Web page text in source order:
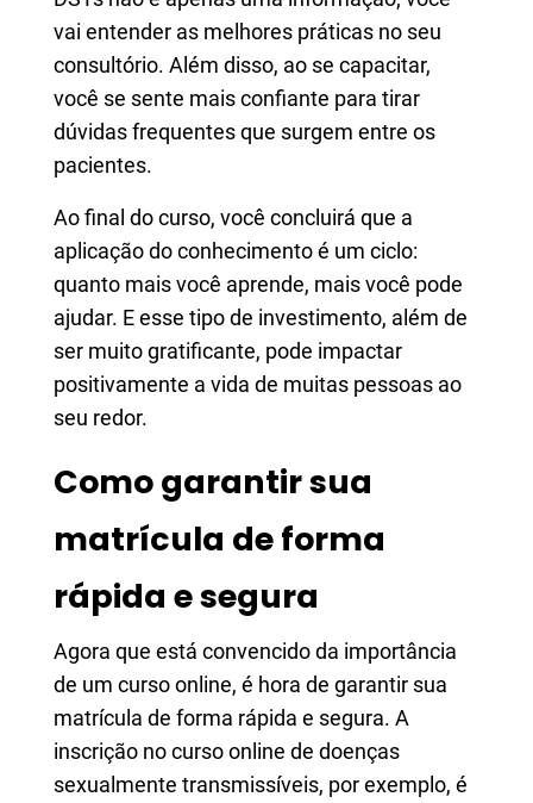
vai entender as melhores práticas no seu
consultório. Além disso, ao se capacitar,
você se sente mais confiante para tirar
dúvidas frequentes que surgem entre os
pacientes.
Ao final do curso, você concluirá que a
aplicação do conhecimento é um ciclo:
quanto mais você aprende, mais você pode
ajudar. E esse tipo de investimento, além de
ser muito gratificante, pode impactar
positivamente a vida de muitas pessoas ao
seu redor.
Como garantir sua
matrícula de forma
rápida e segura
Agora que está convencido da importância
de um curso online, é hora de garantir sua
matrícula de forma rápida e segura. A
inscrição no curso online de doenças
sexualmente transmissíveis, por exemplo, é